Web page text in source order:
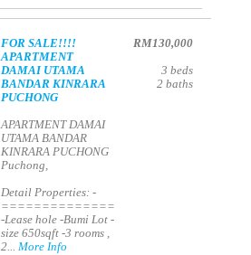
FOR SALE!!!!
APARTMENT
DAMAI UTAMA
BANDAR KINRARA
PUCHONG
APARTMENT DAMAI
UTAMA BANDAR
KINRARA PUCHONG
Puchong,
Detail Properties: -
==============
-Lease hole -Bumi Lot -
size 650sqft -3 rooms ,
2...More Info
RM130,000
3 beds
2 baths